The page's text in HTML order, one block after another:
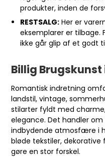
produkter, inden de
RESTSALG:Her er
eksemplarer er tilbage.
ikke går glip af et godt
Billig
Romantisk indretning
landstil, vintage,
stilarter fyldt med
elegance. Det handler
indbydende atmosfære i
bløde tekstiler, dekorative
gøre en stor forskel.